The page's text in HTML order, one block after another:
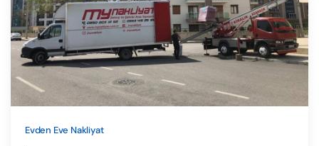
Evden Eve Nakliyat